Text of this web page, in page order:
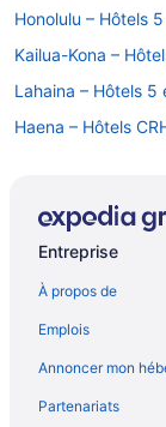
Honolulu – Hôtels
Kailua-Kona –
Lahaina – Hôtels 5
Haena – Hôtels
Hilo – Hôtels
Honolulu –
Honolulu –
Complexes et
Complexes et
Entreprise
À propos de
Emplois
Annoncer mon
Partenariats